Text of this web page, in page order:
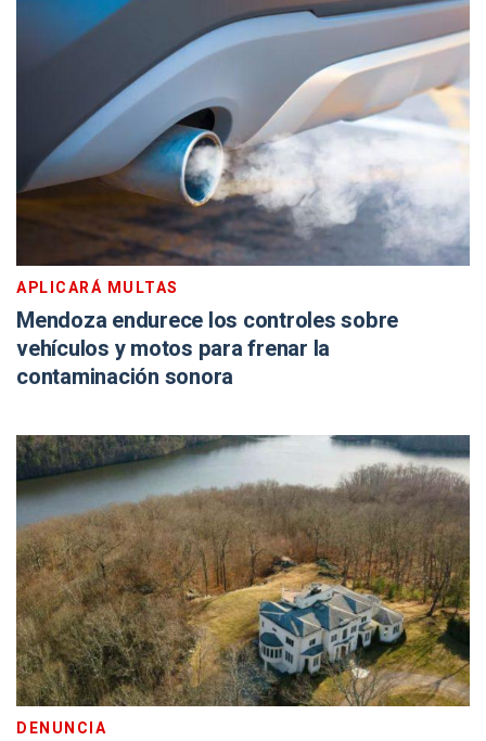
APLICARÁ MULTAS
Mendoza endurece los controles sobre
vehículos y motos para frenar la
contaminación sonora
DENUNCIA